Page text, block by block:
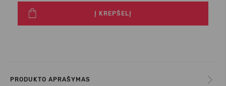
Į KREPŠELĮ
PRODUKTO APRAŠYMAS